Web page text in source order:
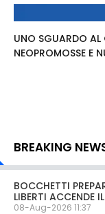
UNO SGUARDO AL
NEOPROMOSSE E
BREAKING
BOCCHETTI
LIBERTI ACCENDE
08-Aug-2026 11:37